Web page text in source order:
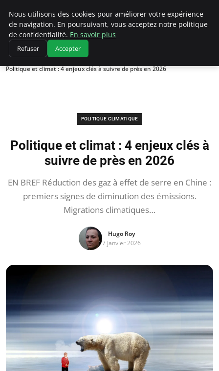
Climatedebtagents
Accueil
Politique climatique
Politique et climat : 4 enjeux clés à suivre de près en 2026
POLITIQUE CLIMATIQUE
Politique et climat : 4 enjeux clés à
suivre de près en 2026
EN BREF Réduction des gaz à effet de serre en Chine :
premiers signes de diminution des émissions.
Migrations climatiques…
Hugo Roy
7 janvier 2026
Nous utilisons des cookies pour améliorer votre expérience
de navigation. En poursuivant, vous acceptez notre politique
de confidentialité. En savoir plus
Refuser Accepter